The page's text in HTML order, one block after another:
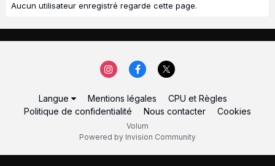
Aucun utilisateur enregistré regarde cette page.
Langue Mentions légales
CPU et Règles
Politique de confidentialité
Nous contacter Cookies
Volum
Powered by Invision Community